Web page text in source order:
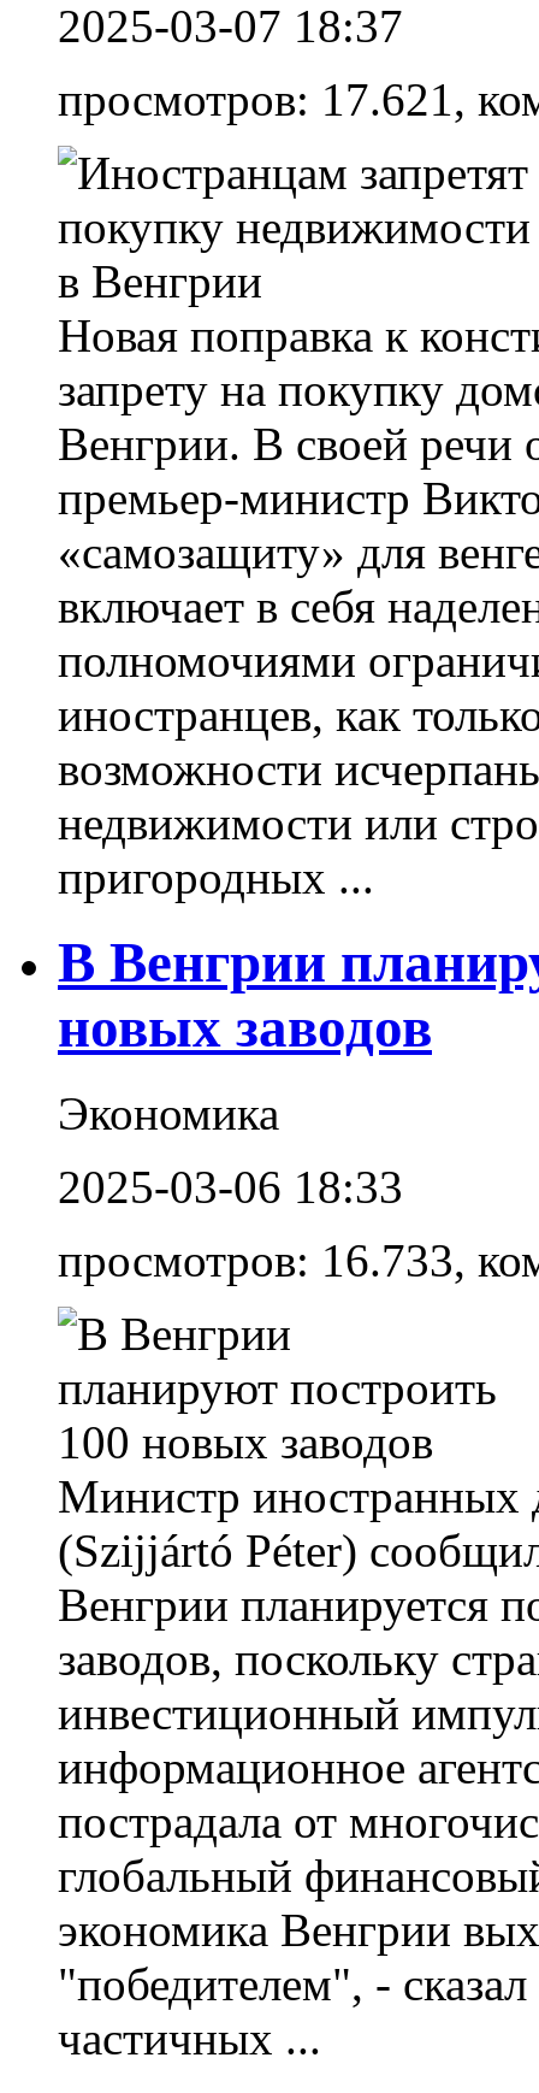
2025-03-07 18:37
просмотров: 17.621,
Новая поправка к
запрету на покупку
Венгрии. В своей речи
премьер-министр
«самозащиту» для
включает в себя
полномочиями
иностранцев, как
возможности
недвижимости или
пригородных ...
В Венгрии
новых заводов
Экономика
2025-03-06 18:33
просмотров: 16.733,
Министр иностранных
(Szijjártó Péter)
Венгрии планируется
заводов, поскольку
инвестиционный
информационное
пострадала от
глобальный
экономика Венгрии
"победителем", -
частичных ...